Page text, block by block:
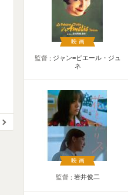
映画
監督
ジャン=ピエール・ジュ
ネ
映画
監督 岩井俊二